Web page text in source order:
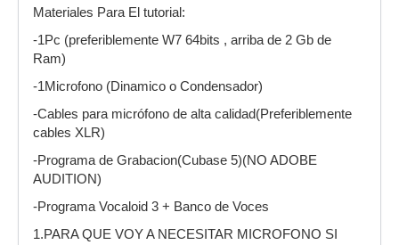
Materiales Para El tutorial:
-1Pc (preferiblemente W7 64bits , arriba de 2 Gb de
Ram)
-1Microfono (Dinamico o Condensador)
-Cables para micrófono de alta calidad(Preferiblemente
cables XLR)
-Programa de Grabacion(Cubase 5)(NO ADOBE
AUDITION)
-Programa Vocaloid 3 + Banco de Voces
1.PARA QUE VOY A NECESITAR MICROFONO SI